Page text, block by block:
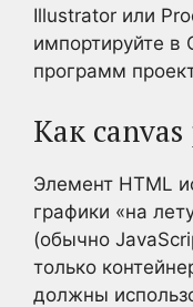
Illustrator или
импортируйте в
программ
Как canvas
Элемент HTML
графики «на
(обычно
только
должны